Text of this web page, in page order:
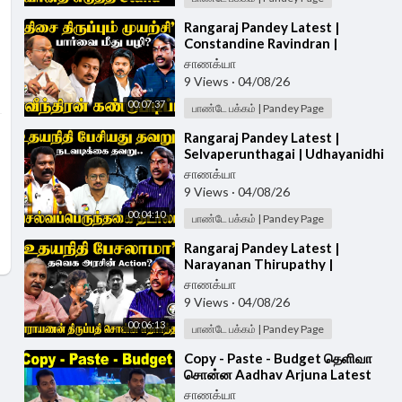
00:07:37
⁣Rangaraj Pandey Latest |
Constandine Ravindran |
Udhayanidhi Arrest | Vijay |
Trisha | DMK | TVK
சாணக்யா
9 Views · 04/08/26
பாண்டே பக்கம் | Pandey Page
00:04:10
⁣Rangaraj Pandey Latest |
Selvaperunthagai | Udhayanidhi
Arrest | Vijay | Trisha | DMK |
TVK | Stalin
சாணக்யா
9 Views · 04/08/26
பாண்டே பக்கம் | Pandey Page
00:06:13
⁣Rangaraj Pandey Latest |
Narayanan Thirupathy |
Udhayanidhi Arrest | Vijay |
Trisha | DMK | TVK
சாணக்யா
9 Views · 04/08/26
பாண்டே பக்கம் | Pandey Page
⁣Copy - Paste - Budget தெளிவா
சொன்ன Aadhav Arjuna Latest
Speech | TVK
சாணக்யா